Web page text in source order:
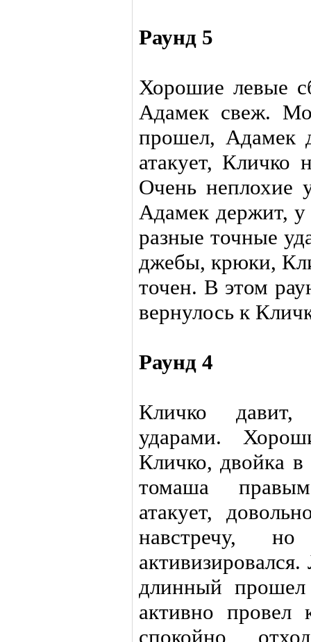
Раунд 5
Хорошие левые
Адамек свеж.
прошел, Адамек
атакует, Кличко
Очень неплохие
Адамек держит, у
разные точные
джебы, крюки,
точен. В этом
вернулось к
Раунд 4
Кличко давит,
ударами.
Кличко, двойка в
томаша
атакует,
навстречу,
длинный
активно провел
спокойно